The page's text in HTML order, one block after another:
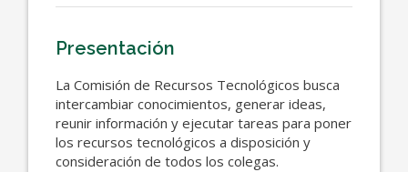
Presentación
La Comisión de Recursos Tecnológicos busca
intercambiar conocimientos, generar ideas,
reunir información y ejecutar tareas para poner
los recursos tecnológicos a disposición y
consideración de todos los colegas.